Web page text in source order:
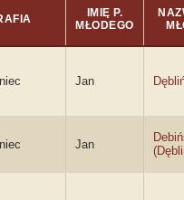
IMIĘ P.
MŁODEGO
Jan
Jan